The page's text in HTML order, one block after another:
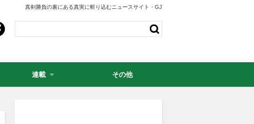
真剣勝負の裏にある真実に斬り込むニュースサイト・GJ
連載 その他